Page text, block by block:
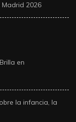
2026
en
la infancia, la